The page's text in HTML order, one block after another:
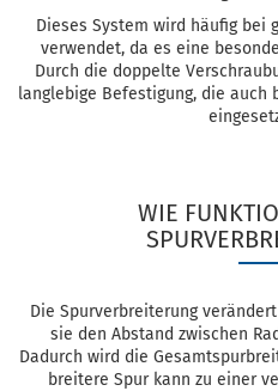
Dieses System wird häufig bei
verwendet, da es eine
Durch die doppelte
langlebige Befestigung, die auch
WIE
Die Spurverbreiterung
sie den Abstand zwischen
Dadurch wird die
breitere Spur kann zu einer